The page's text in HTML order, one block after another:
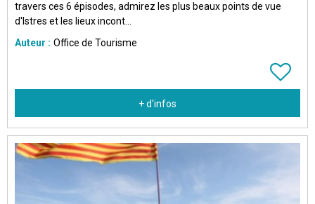
travers ces 6 épisodes, admirez les plus beaux points de vue
d'Istres et les lieux incont...
Auteur : Office de Tourisme
+ d'infos